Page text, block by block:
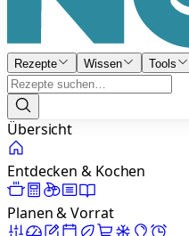
Rezepte Wissen Tools
Übersicht
Entdecken & Kochen
Planen & Vorrat